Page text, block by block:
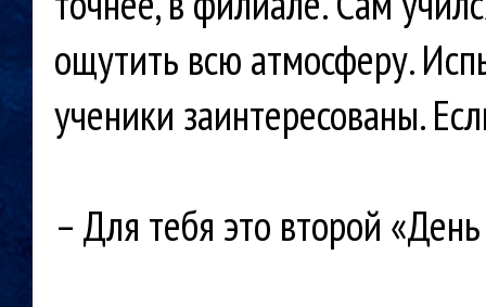
ощутить всю атмосферу.
ученики заинтересованы.
– Для тебя это второй